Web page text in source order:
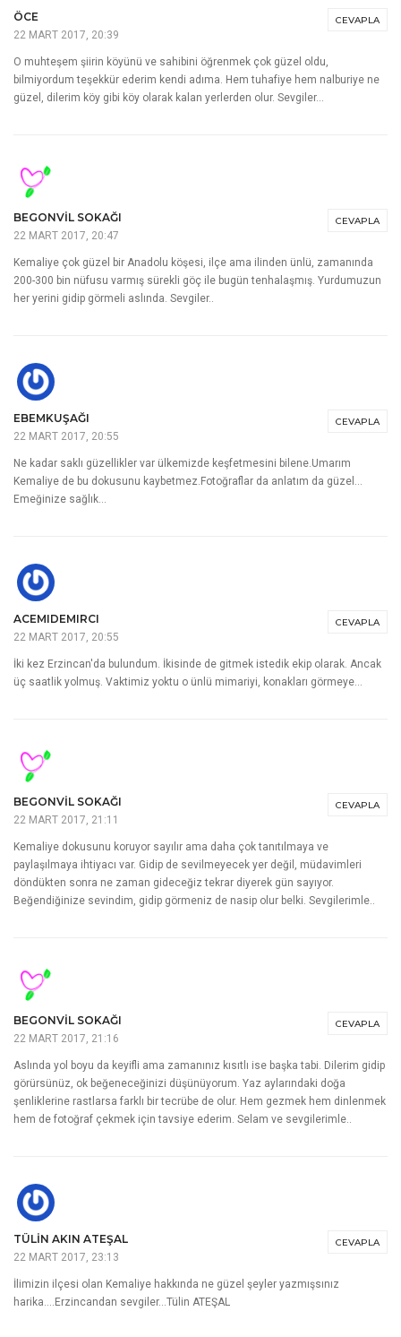
CEVAPLA
ÖCE
22 MART 2017, 20:39
O muhteşem şiirin köyünü ve sahibini öğrenmek çok güzel oldu,
bilmiyordum teşekkür ederim kendi adıma. Hem tuhafiye hem nalburiye ne
güzel, dilerim köy gibi köy olarak kalan yerlerden olur. Sevgiler…
CEVAPLA
BEGONVIL SOKAĞI
22 MART 2017, 20:47
Kemaliye çok güzel bir Anadolu köşesi, ilçe ama ilinden ünlü, zamanında
200-300 bin nüfusu varmış sürekli göç ile bugün tenhalaşmış. Yurdumuzun
her yerini gidip görmeli aslında. Sevgiler..
CEVAPLA
EBEMKUŞAĞI
22 MART 2017, 20:55
Ne kadar saklı güzellikler var ülkemizde keşfetmesini bilene.Umarım
Kemaliye de bu dokusunu kaybetmez.Fotoğraflar da anlatım da güzel…
Emeğinize sağlık…
CEVAPLA
ACEMIDEMIRCI
22 MART 2017, 20:55
İki kez Erzincan'da bulundum. İkisinde de gitmek istedik ekip olarak. Ancak
üç saatlik yolmuş. Vaktimiz yoktu o ünlü mimariyi, konakları görmeye…
CEVAPLA
BEGONVIL SOKAĞI
22 MART 2017, 21:11
Kemaliye dokusunu koruyor sayılır ama daha çok tanıtılmaya ve
paylaşılmaya ihtiyacı var. Gidip de sevilmeyecek yer değil, müdavimleri
döndükten sonra ne zaman gideceğiz tekrar diyerek gün sayıyor.
Beğendiğinize sevindim, gidip görmeniz de nasip olur belki. Sevgilerimle..
CEVAPLA
BEGONVIL SOKAĞI
22 MART 2017, 21:16
Aslında yol boyu da keyifli ama zamanınız kısıtlı ise başka tabi. Dilerim gidip
görürsünüz, ok beğeneceğinizi düşünüyorum. Yaz aylarındaki doğa
şenliklerine rastlarsa farklı bir tecrübe de olur. Hem gezmek hem dinlenmek
hem de fotoğraf çekmek için tavsiye ederim. Selam ve sevgilerimle..
CEVAPLA
TÜLIN AKIN ATEŞAL
22 MART 2017, 23:13
İlimizin ilçesi olan Kemaliye hakkında ne güzel şeyler yazmışsınız
harika….Erzincandan sevgiler…Tülin ATEŞAL